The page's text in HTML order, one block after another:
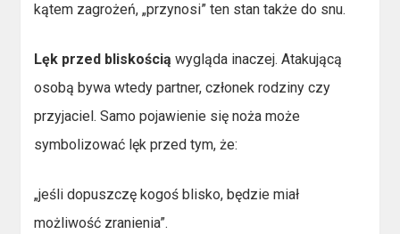
kątem zagrożeń, „przynosi” ten stan także do snu.
Lęk przed bliskością wygląda inaczej. Atakującą
osobą bywa wtedy partner, członek rodziny czy
przyjaciel. Samo pojawienie się noża może
symbolizować lęk przed tym, że:
„jeśli dopuszczę kogoś blisko, będzie miał
możliwość zranienia”.